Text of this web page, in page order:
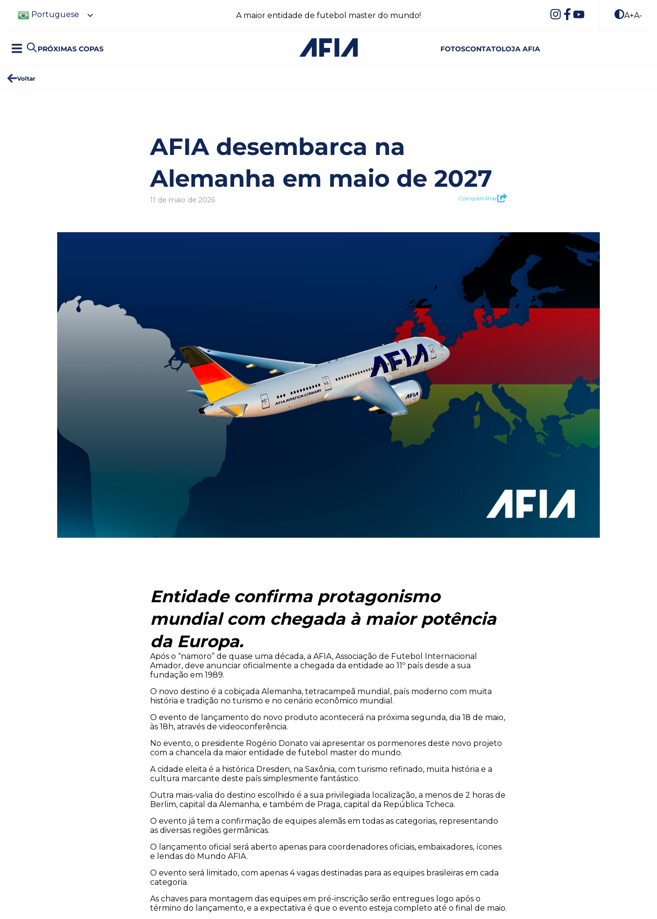
Portuguese A maior entidade de futebol master do mundo! A+A-
PRÓXIMAS COPAS FOTOSCONTATOLOJA AFIA
Voltar
AFIA desembarca na
Alemanha em maio de 2027
11 de maio de 2026 Compartilhar
Entidade confirma protagonismo
mundial com chegada à maior potência
da Europa.
Após o “namoro” de quase uma década, a AFIA, Associação de Futebol Internacional
Amador, deve anunciar oficialmente a chegada da entidade ao 11º país desde a sua
fundação em 1989.
O novo destino é a cobiçada Alemanha, tetracampeã mundial, país moderno com muita
história e tradição no turismo e no cenário econômico mundial.
O evento de lançamento do novo produto acontecerá na próxima segunda, dia 18 de maio,
às 18h, através de videoconferência.
No evento, o presidente Rogério Donato vai apresentar os pormenores deste novo projeto
com a chancela da maior entidade de futebol master do mundo.
A cidade eleita é a histórica Dresden, na Saxônia, com turismo refinado, muita história e a
cultura marcante deste país simplesmente fantástico.
Outra mais-valia do destino escolhido é a sua privilegiada localização, a menos de 2 horas de
Berlim, capital da Alemanha, e também de Praga, capital da República Tcheca.
O evento já tem a confirmação de equipes alemãs em todas as categorias, representando
as diversas regiões germânicas.
O lançamento oficial será aberto apenas para coordenadores oficiais, embaixadores, ícones
e lendas do Mundo AFIA.
O evento será limitado, com apenas 4 vagas destinadas para as equipes brasileiras em cada
categoria.
As chaves para montagem das equipes em pré-inscrição serão entregues logo após o
término do lançamento, e a expectativa é que o evento esteja completo até o final de maio.